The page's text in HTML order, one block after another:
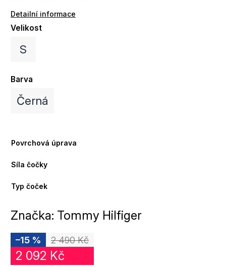
Detailní informace
Velikost
S
Barva
Černá
Povrchová úprava
Síla čočky
Typ čoček
Značka: Tommy Hilfiger
2 490 Kč
–15 %
2 092 Kč